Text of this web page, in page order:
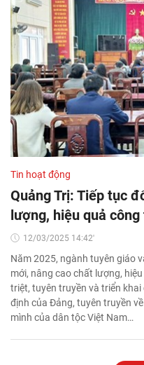
Tin hoạt động
Quảng Trị: Tiếp tục
lượng, hiệu quả
12/03/2025 14:42'
Năm 2025, ngành tuyên giáo
mới, nâng cao chất lượng,
triệt, tuyên truyền và triển
định của Đảng, tuyên truyền
mình của dân tộc Việt Nam…